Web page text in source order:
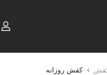
کفش روزانه